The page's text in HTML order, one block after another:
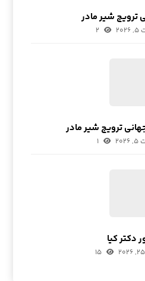
ترویج شیر مادر
۲
ترویج شیر مادر
۱
دکتر کیا
۱۵